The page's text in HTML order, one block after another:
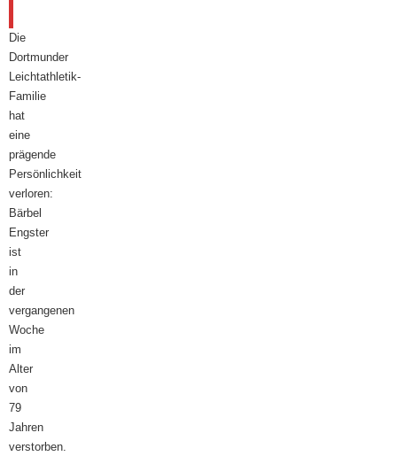
Die
Dortmunder
Leichtathletik-
Familie
hat
eine
prägende
Persönlichkeit
verloren:
Bärbel
Engster
ist
in
der
vergangenen
Woche
im
Alter
von
79
Jahren
verstorben.